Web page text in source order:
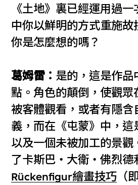
《土地》裏已經運用過一
中你以鮮明的方式重施故
你是怎麼想的嗎？
葛姆雷： 是的，這是作品
點。角色的顛倒，使觀眾
被客體觀看，或者有隱含
義，而在《屯蒙》中，這
以及一個未被加工的景觀
了卡斯巴‧大衛‧佛烈德
Rückenfigur繪畫技巧 （